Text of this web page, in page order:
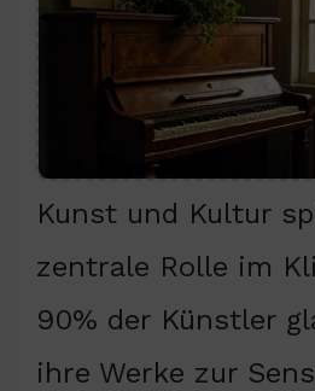
Kunst und Kultur
zentrale Rolle im
90% der Künstler
ihre Werke zur